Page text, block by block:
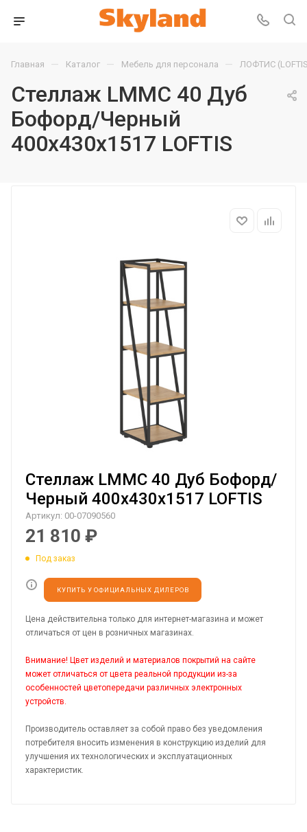
Главная — Каталог — Мебель для персонала — ЛОФТИС
Стеллаж LMMC 40 Дуб
Бофорд/Черный
400х430х1517 LOFTIS
Стеллаж LMMC 40 Дуб Бофорд/
Черный 400х430х1517 LOFTIS
Артикул: 00-07090560
21 810 ₽
Под заказ
КУПИТЬ У ОФИЦИАЛЬНЫХ ДИЛЕРОВ
Цена действительна только для интернет-магазина и может
отличаться от цен в розничных магазинах.
Внимание! Цвет изделий и материалов покрытий на сайте
может отличаться от цвета реальной продукции из-за
особенностей цветопередачи различных электронных
устройств.
Производитель оставляет за собой право без уведомления
потребителя вносить изменения в конструкцию изделий для
улучшения их технологических и эксплуатационных
характеристик.